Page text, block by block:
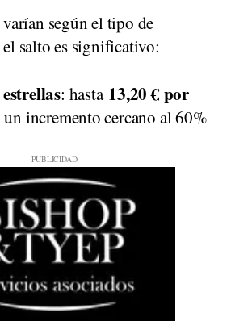
según el tipo de
salto es significativo:
: hasta 13,20 € por
incremento cercano al 60%